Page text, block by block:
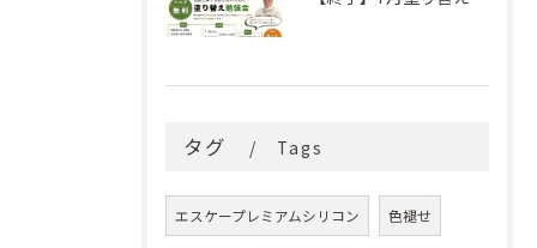
タグ Tags
エスケープレミアムシリコン 色褪せ